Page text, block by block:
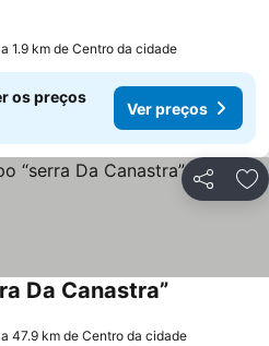
preços
a 1.9 km de Centro da cidade
os preços
Ver preços
Partilhar
Da Canastra”
a 47.9 km de Centro da cidade